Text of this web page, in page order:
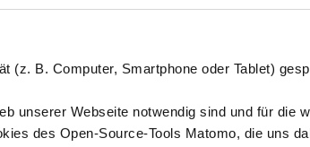
(z. B. Computer, Smartphone oder Tablet)
unserer Webseite notwendig sind und für die
des Open-Source-Tools Matomo, die uns
di
sono detenuti daDas ganze Leben